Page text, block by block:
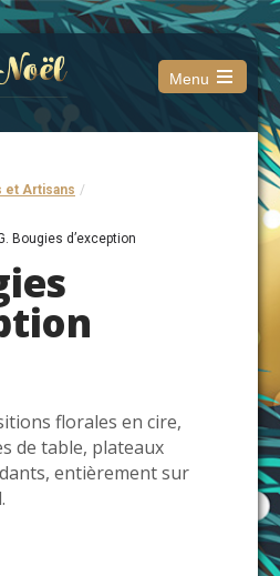
Menu
Open
main
et Artisans /
Bougies d’exception
florales en cire,
de table, plateaux
entièrement sur